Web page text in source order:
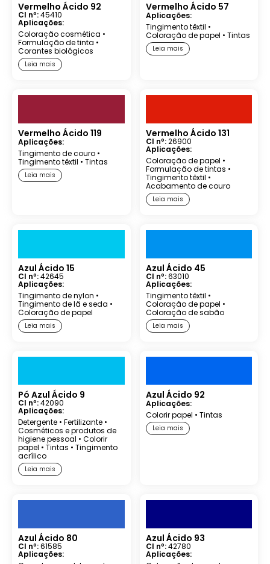
Vermelho Ácido 92
CI nº:45410
Aplicações:
Coloração cosmética •
Formulação de tinta •
Corantes biológicos
Leia mais
Vermelho Ácido 57
Aplicações:
Tingimento têxtil •
Coloração de papel • Tintas
Leia mais
Vermelho Ácido 119
Aplicações:
Tingimento de couro •
Tingimento têxtil • Tintas
Leia mais
Vermelho Ácido 131
CI nº:26900
Aplicações:
Coloração de papel •
Formulação de tintas •
Tingimento têxtil •
Acabamento de couro
Leia mais
Azul Ácido 15
CI nº:42645
Aplicações:
Tingimento de nylon •
Tingimento de lã e seda •
Coloração de papel
Leia mais
Azul Ácido 45
CI nº:63010
Aplicações:
Tingimento têxtil •
Coloração de papel •
Coloração de sabão
Leia mais
Pó Azul Ácido 9
CI nº:42090
Aplicações:
Detergente • Fertilizante •
Cosméticos e produtos de
higiene pessoal • Colorir
papel • Tintas • Tingimento
acrílico
Leia mais
Azul Ácido 92
Aplicações:
Colorir papel • Tintas
Leia mais
Azul Ácido 80
CI nº:61585
Aplicações:
Azul Ácido 93
CI nº:42780
Aplicações: